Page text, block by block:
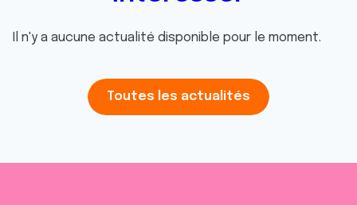
Il n'y a aucune actualité disponible pour le moment.
Toutes les actualités